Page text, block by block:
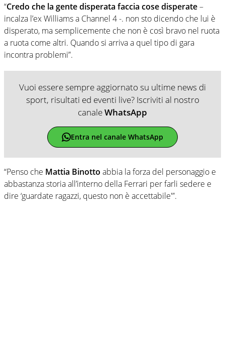
“Credo che la gente disperata faccia cose disperate–
incalza l’ex Williams a Channel 4 -. non sto dicendo che lui è
disperato, ma semplicemente che non è così bravo nel ruota
a ruota come altri. Quando si arriva a quel tipo di gara
incontra problemi”.
Vuoi essere sempre aggiornato su ultime news di
sport, risultati ed eventi live? Iscriviti al nostro
canaleWhatsApp
Entra nel canale WhatsApp
“Penso che Mattia Binotto abbia la forza del personaggio e
abbastanza storia all’interno della Ferrari per farli sedere e
dire ‘guardate ragazzi, questo non è accettabile'”.